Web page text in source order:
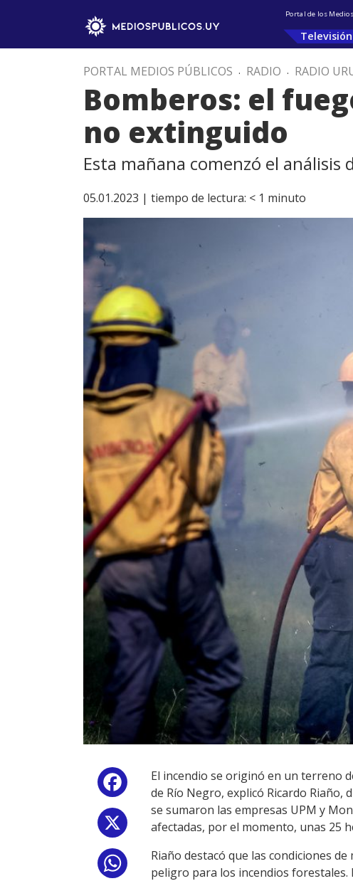
Portal de los
Televisión
PORTAL MEDIOS PÚBLICOS . RADIO . RADIO
Bomberos: el
no extinguido
Esta mañana comenzó el
05.01.2023 | tiempo de lectura: < 1 minuto
Facebook
WhatsApp
El incendio se originó en un terreno
de Río Negro, explicó Ricardo
se sumaron las empresas UPM y
afectadas, por el momento, unas 25
Riaño destacó que las condiciones
peligro para los incendios